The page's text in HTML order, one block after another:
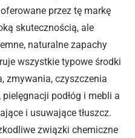
przez tę markę
skutecznością, ale
naturalne zapachy
wszystkie typowe środki
zmywania, czyszczenia
podłóg i mebli a
i usuwające tłuszcz.
związki chemiczne